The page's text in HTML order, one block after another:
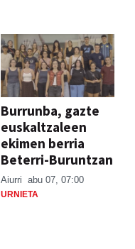
Burrunba, gazte
euskaltzaleen
ekimen berria
Beterri-Buruntzan
Aiurri abu 07, 07:00
URNIETA